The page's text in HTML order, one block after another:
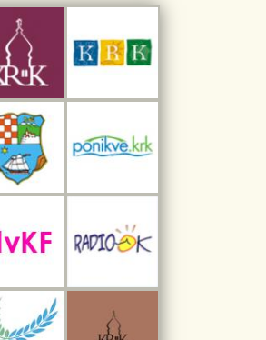
Putovima Frankopana
pomorske baštine